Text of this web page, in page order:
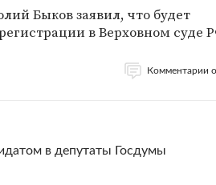
Быков заявил, что будет
в Верховном суде
Комментарии
в депутаты Госдумы